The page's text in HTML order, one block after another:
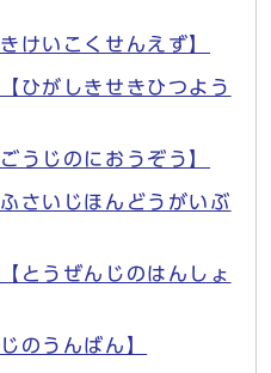
けいこくせんえず】
ひがしきせきひつよう
うじのにおうぞう】
さいじほんどうがいぶ
とうぜんじのはんしょ
のうんばん】